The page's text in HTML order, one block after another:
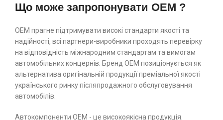
Що може запропонувати OEM ?
ОЕМ прагне підтримувати високі стандарти якості та
надійності, всі партнери-виробники проходять перевірку
на відповідність міжнародним стандартам та вимогам
автомобільних концернів. Бренд ОЕМ позиціонується як
альтернатива оригінальній продукції преміальної якості
українського ринку післяпродажного обслуговування
автомобілів.
Автокомпоненти ОЕМ - це високоякісна продукція.